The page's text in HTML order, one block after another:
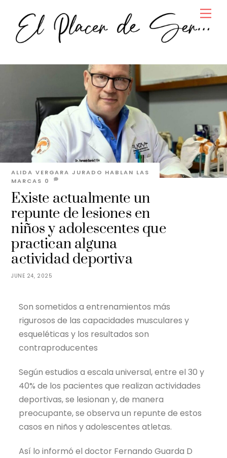
content
JUNE 24, 2025
Existe actualmente un
repunte de lesiones en
niños y adolescentes que
practican alguna
actividad deportiva
ALIDA VERGARA JURADO HABLAN LAS
MARCAS 0
Son sometidos a entrenamientos más
rigurosos de las capacidades musculares y
esqueléticas y los resultados son
contraproducentes
Según estudios a escala universal, entre el 30 y
40% de los pacientes que realizan actividades
deportivas, se lesionan y, de manera
preocupante, se observa un repunte de estos
casos en niños y adolescentes atletas.
Así lo informó el doctor Fernando Guarda D